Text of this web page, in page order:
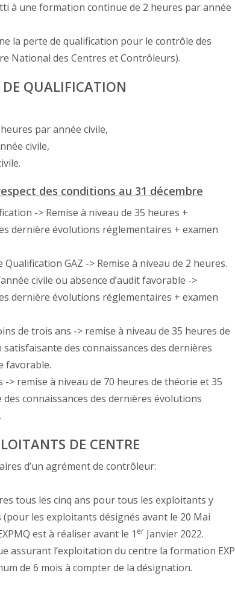
à une formation continue de 2 heures par année
la perte de qualification pour le contrôle des
National des Centres et Contrôleurs).
QUALIFICATION
par année civile,
civile,
des conditions au 31 décembre
-> Remise à niveau de 35 heures +
dernière évolutions réglementaires + examen
GAZ -> Remise à niveau de 2 heures.
civile ou absence d’audit favorable ->
dernière évolutions réglementaires + examen
de trois ans -> remise à niveau de 35 heures de
des connaissances des dernières
favorable.
> remise à niveau de 70 heures de théorie et 35
connaissances des dernières évolutions
DE CENTRE
d’un agrément de contrôleur:
tous les cinq ans pour tous les exploitants y
les exploitants désignés avant le 20 Mai
est à réaliser avant le 1 er Janvier 2022.
assurant l’exploitation du centre la formation EXP
de 6 mois à compter de la désignation.